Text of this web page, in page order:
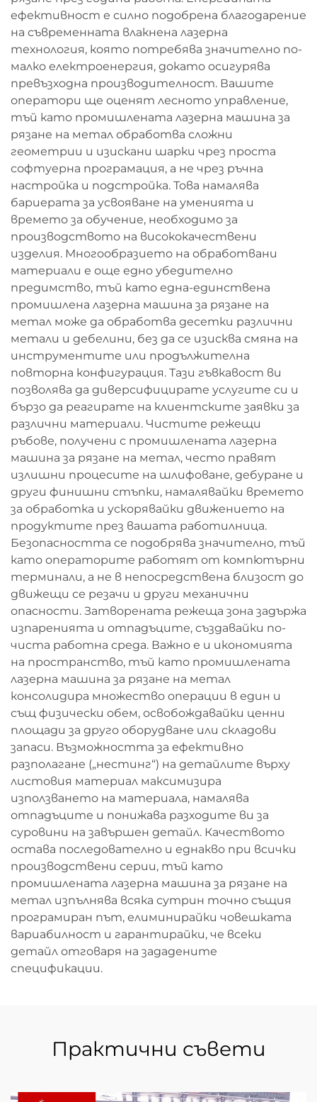
ефективност е силно подобрена благодарение
на съвременната влакнена лазерна
технология, която потребява значително по-
малко електроенергия, докато осигурява
превъзходна производителност. Вашите
оператори ще оценят лесното управление,
тъй като промишлената лазерна машина за
рязане на метал обработва сложни
геометрии и изискани шарки чрез проста
софтуерна програмация, а не чрез ръчна
настройка и подстройка. Това намалява
бариерата за усвояване на уменията и
времето за обучение, необходимо за
производството на висококачествени
изделия. Многообразието на обработвани
материали е още едно убедително
предимство, тъй като една-единствена
промишлена лазерна машина за рязане на
метал може да обработва десетки различни
метали и дебелини, без да се изисква смяна на
инструментите или продължителна
повторна конфигурация. Тази гъвкавост ви
позволява да диверсифицирате услугите си и
бързо да реагирате на клиентските заявки за
различни материали. Чистите режещи
ръбове, получени с промишлената лазерна
машина за рязане на метал, често правят
излишни процесите на шлифоване, дебуране и
други финишни стъпки, намалявайки времето
за обработка и ускорявайки движението на
продуктите през вашата работилница.
Безопасността се подобрява значително, тъй
като операторите работят от компютърни
терминали, а не в непосредствена близост до
движещи се резачи и други механични
опасности. Затворената режеща зона задържа
изпаренията и отпадъците, създавайки по-
чиста работна среда. Важно е и икономията
на пространство, тъй като промишлената
лазерна машина за рязане на метал
консолидира множество операции в един и
същ физически обем, освобождавайки ценни
площади за друго оборудване или складови
запаси. Възможността за ефективно
разполагане („нестинг“) на детайлите върху
листовия материал максимизира
използването на материала, намалява
отпадъците и понижава разходите ви за
суровини на завършен детайл. Качеството
остава последователно и еднакво при всички
производствени серии, тъй като
промишлената лазерна машина за рязане на
метал изпълнява всяка сутрин точно същия
програмиран път, елиминирайки човешката
вариабилност и гарантирайки, че всеки
детайл отговаря на зададените
спецификации.
Практични съвети